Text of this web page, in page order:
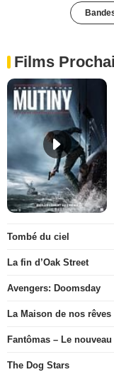
Films
Tombé du ciel
La fin d’Oak Street
Avengers: Doomsday
La Maison de nos rêves
Fantômas – Le
The Dog Stars